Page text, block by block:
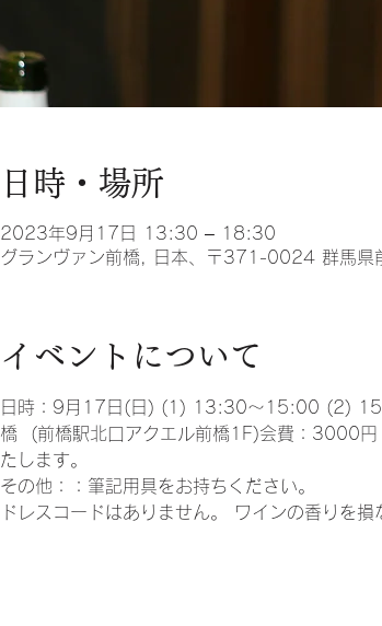
日時・場所
2023年9月17日 13:30 – 18:30
グランヴァン前橋, 日本、〒371-0024 群馬県
イベントについて
日時：9月17日(日) (1) 13:30～15:00 (2)
橋  (前橋駅北口アクエル前橋1F)会費：3000
たします。
その他：：筆記用具をお持ちください。
ドレスコードはありません。 ワインの香りを